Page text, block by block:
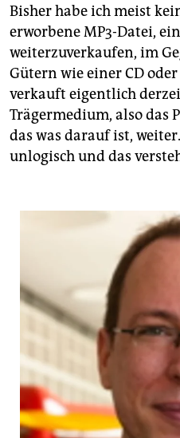
Bisher habe ich meist
erworbene MP3-Datei,
weiterzuverkaufen, im
Gütern wie einer CD
verkauft eigentlich
Trägermedium, also das
das was darauf ist,
unlogisch und das